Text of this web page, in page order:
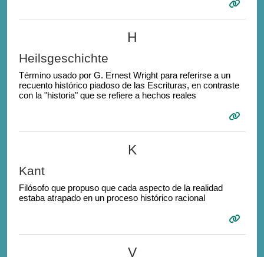
H
Heilsgeschichte
Término usado por G. Ernest Wright para referirse a un
recuento histórico piadoso de las Escrituras, en contraste
con la "historia" que se refiere a hechos reales
K
Kant
Filósofo que propuso que cada aspecto de la realidad
estaba atrapado en un proceso histórico racional
V